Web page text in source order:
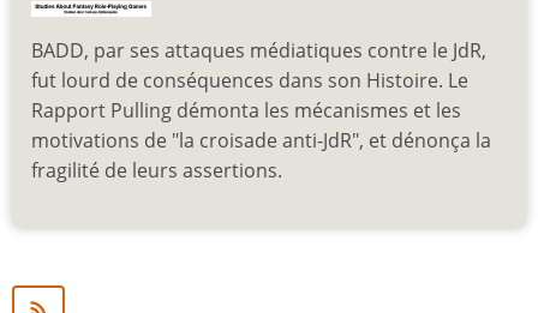
BADD, par ses attaques médiatiques contre le JdR,
fut lourd de conséquences dans son Histoire. Le
Rapport Pulling démonta les mécanismes et les
motivations de "la croisade anti-JdR", et dénonça la
fragilité de leurs assertions.